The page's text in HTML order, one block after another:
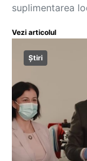
suplimentarea
Vezi articolul
Știri